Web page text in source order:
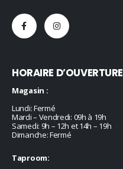
HORAIRE D’OUVERTURE
Magasin :
Lundi: Fermé
Mardi – Vendredi: 09h à 19h
Samedi: 9h – 12h et 14h – 19h
Dimanche: Fermé
Taproom: